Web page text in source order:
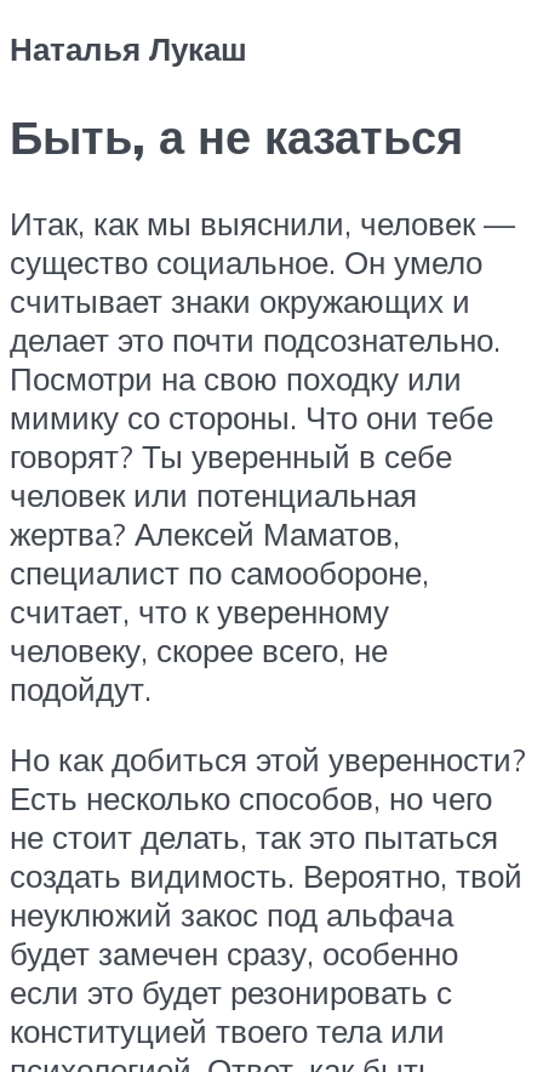
Наталья Лукаш
Быть, а не казаться
Итак, как мы выяснили, человек —
существо социальное. Он умело
считывает знаки окружающих и
делает это почти подсознательно.
Посмотри на свою походку или
мимику со стороны. Что они тебе
говорят? Ты уверенный в себе
человек или потенциальная
жертва? Алексей Маматов,
специалист по самообороне,
считает, что к уверенному
человеку, скорее всего, не
подойдут.
Но как добиться этой уверенности?
Есть несколько способов, но чего
не стоит делать, так это пытаться
создать видимость. Вероятно, твой
неуклюжий закос под альфача
будет замечен сразу, особенно
если это будет резонировать с
конституцией твоего тела или